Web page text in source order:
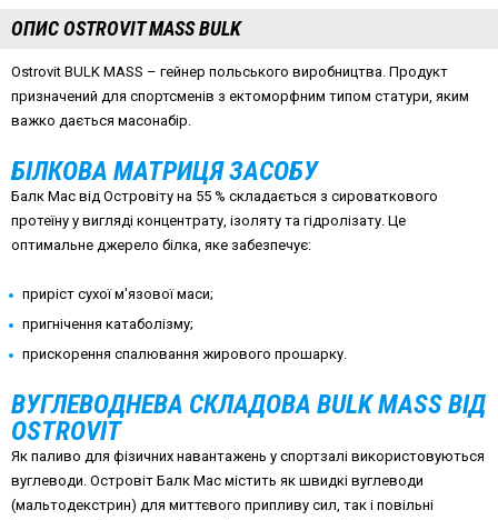
ОПИС OSTROVIT MASS BULK
Ostrovit BULK MASS – гейнер польського виробництва. Продукт
призначений для спортсменів з ектоморфним типом статури, яким
важко дається масонабір.
БІЛКОВА МАТРИЦЯ ЗАСОБУ
Балк Мас від Островіту на 55 % складається з сироваткового
протеїну у вигляді концентрату, ізоляту та гідролізату. Це
оптимальне джерело білка, яке забезпечує:
приріст сухої м'язової маси;
пригнічення катаболізму;
прискорення спалювання жирового прошарку.
ВУГЛЕВОДНЕВА СКЛАДОВА BULK MASS ВІД
OSTROVIT
Як паливо для фізичних навантажень у спортзалі використовуються
вуглеводи. Островіт Балк Мас містить як швидкі вуглеводи
(мальтодекстрин) для миттєвого припливу сил, так і повільні